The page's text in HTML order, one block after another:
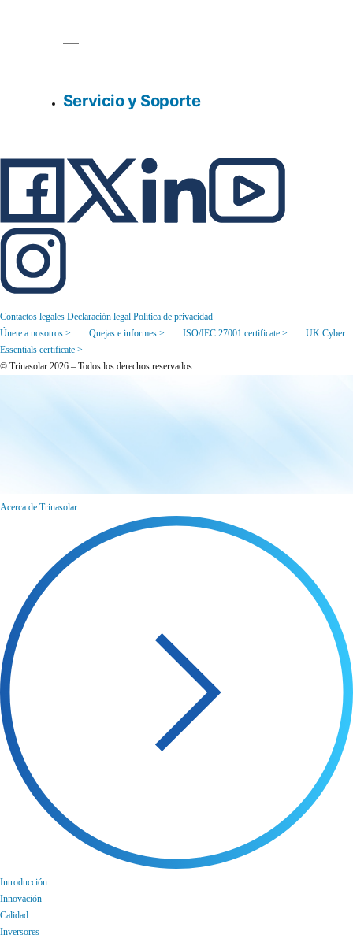
Servicio y Soporte
Contactos legales Declaración legal Política de privacidad
Únete a nosotros >
Quejas e informes > ISO/IEC 27001 certificate >
UK Cyber
Essentials certificate >
© Trinasolar 2026 – Todos los derechos reservados
Acerca de Trinasolar
Introducción
Innovación
Calidad
Inversores